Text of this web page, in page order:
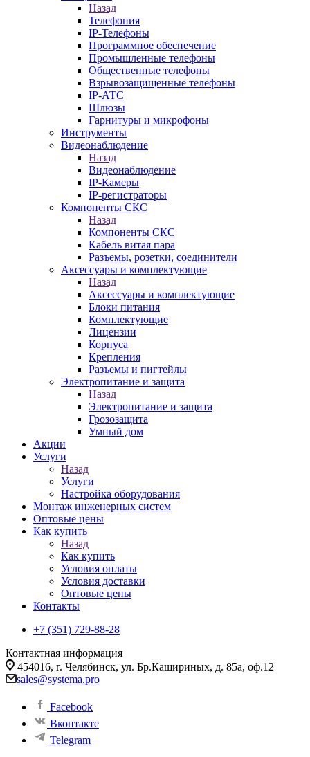
Назад
Телефония
IP-Телефоны
Программное обеспечение
Промышленные телефоны
Общественные телефоны
Взрывозащищенные телефоны
IP-АТС
Шлюзы
Гарнитуры и микрофоны
Инструменты
Видеонаблюдение
Назад
Видеонаблюдение
IP-Камеры
IP-регистраторы
Компоненты СКС
Назад
Компоненты СКС
Кабель витая пара
Разъемы, розетки, соединители
Аксессуары и комплектующие
Назад
Аксессуары и комплектующие
Блоки питания
Комплектующие
Лицензии
Корпуса
Крепления
Разъемы и пигтейлы
Электропитание и защита
Назад
Электропитание и защита
Грозозащита
Умный дом
Акции
Услуги
Назад
Услуги
Настройка оборудования
Монтаж инженерных систем
Оптовые цены
Как купить
Назад
Как купить
Условия оплаты
Условия доставки
Оптовые цены
Контакты
+7 (351) 729-88-28
Контактная информация
454016, г. Челябинск, ул. Бр.Кашириных, д. 85а, оф.12
sales@systema.pro
Facebook
Вконтакте
Telegram